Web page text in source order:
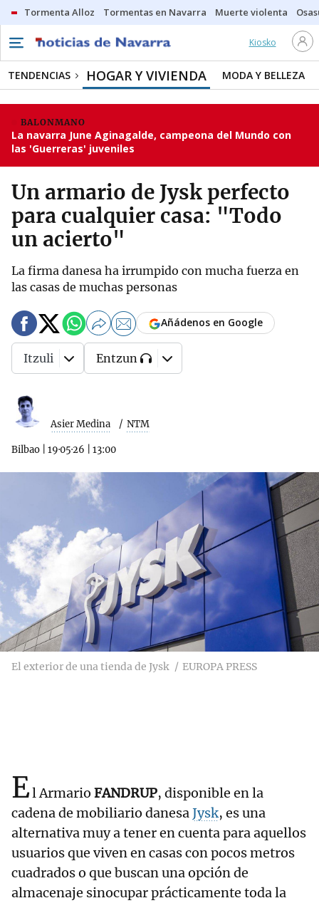
Tormenta Alloz Tormentas en Navarra Muerte violenta
Kiosko
TENDENCIAS HOGAR Y VIVIENDA MODA Y BELLEZA
BALONMANO
La navarra June Aginagalde, campeona del Mundo con
las 'Guerreras' juveniles
Un armario de Jysk perfecto
para cualquier casa: "Todo
un acierto"
La firma danesa ha irrumpido con mucha fuerza en
las casas de muchas personas
Asier Medina NTM
Bilbao 19·05·26 13:00
Añádenos en Google
Itzuli Entzun
El exterior de una tienda de Jysk EUROPA PRESS
El Armario FANDRUP, disponible en la
cadena de mobiliario danesaJysk, es una
alternativa muy a tener en cuenta para aquellos
usuarios que viven en casas con pocos metros
cuadrados o que buscan una opción de
almacenaje sinocupar prácticamente toda la